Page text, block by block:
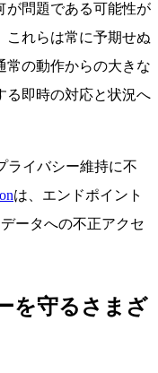
が問題である可能性が
これらは常に予期せぬ
常の動作からの大きな
る即時の対応と状況へ
ライバシー維持に不
は、エンドポイント
ータへの不正アクセ
を守るさまざ